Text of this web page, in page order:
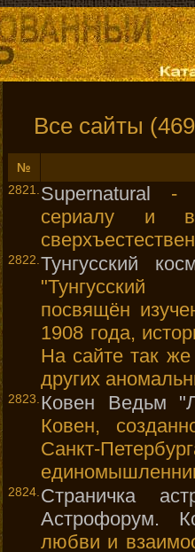
Все сайты
№
2821. Supernatural -
сериалу и
2822. Тунгусский
"Тунгусский
посвящён
1908 года,
На сайте так
других
2823. Ковен Ведьм
Ковен,
Санкт-
2824. Страничка
Астрофорум.
любви и